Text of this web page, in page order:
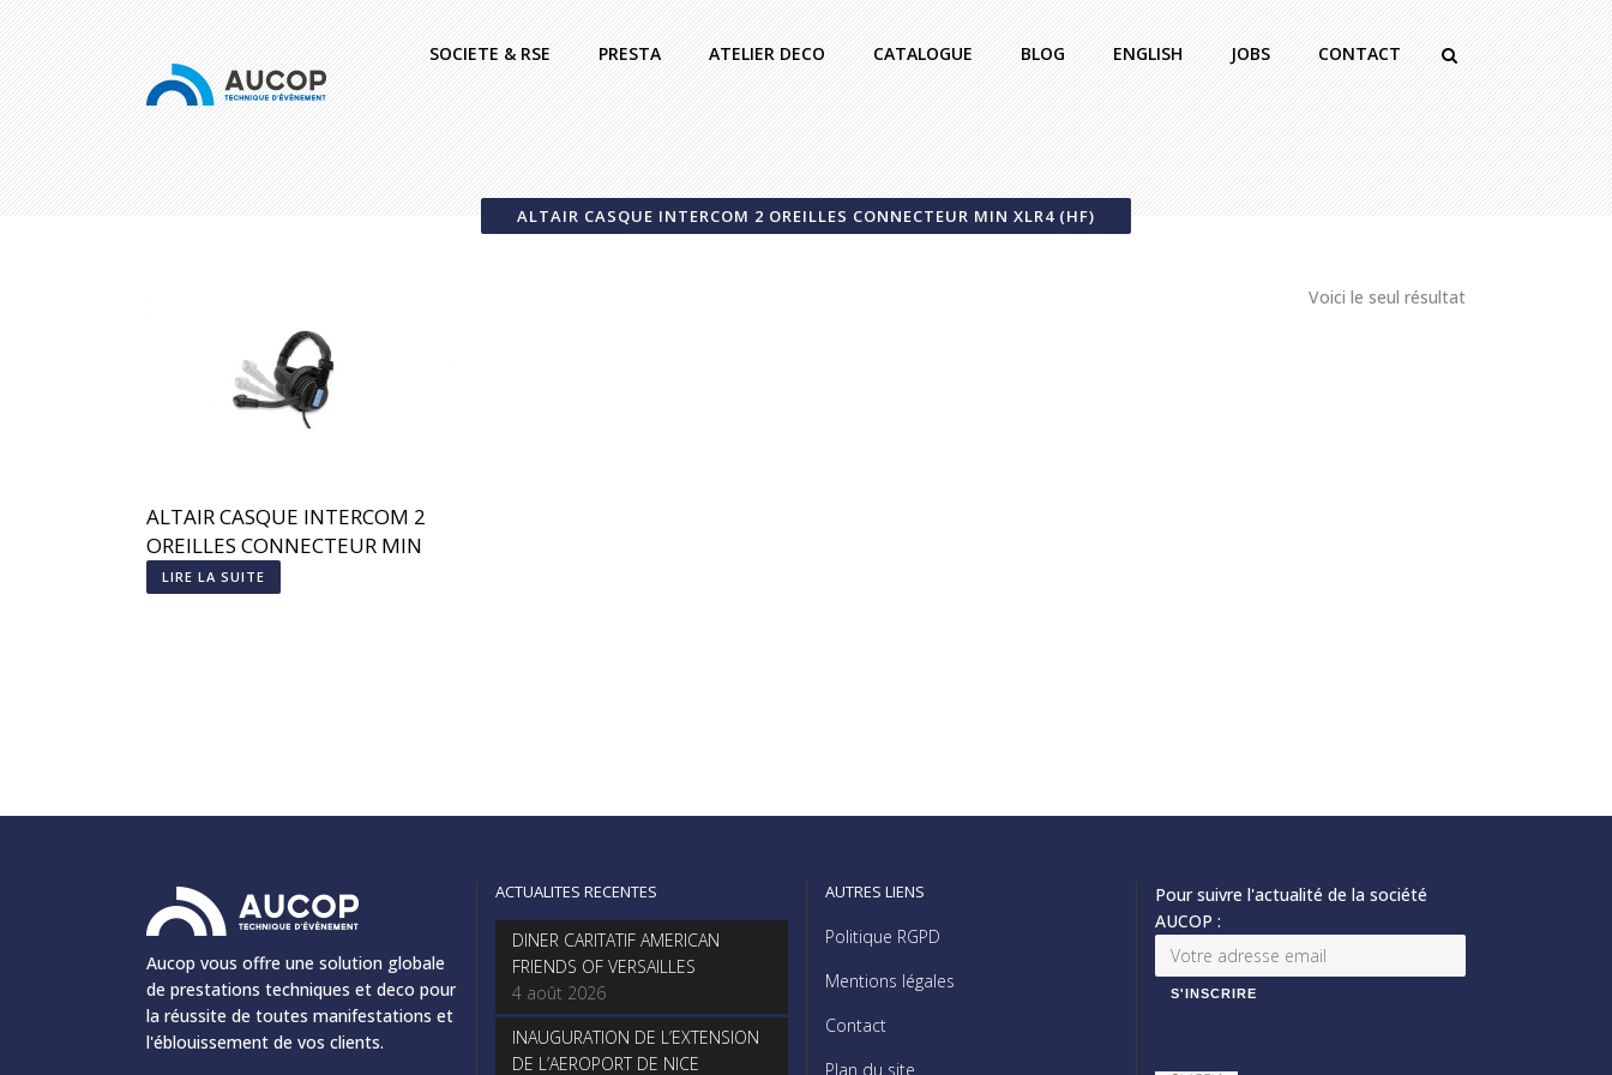
SOCIETE & RSE PRESTA ATELIER DECO CATALOGUE BLOG ENGLISH JOBS CONTACT
ALTAIR CASQUE INTERCOM 2 OREILLES CONNECTEUR MIN XLR4 (HF)
Voici le seul résultat
ALTAIR CASQUE INTERCOM 2
OREILLES CONNECTEUR MIN
XLR4
LIRE LA SUITE
Aucop vous offre une solution globale
de prestations techniques et deco pour
la réussite de toutes manifestations et
l'éblouissement de vos clients.
ACTUALITES RECENTES
DINER CARITATIF AMERICAN
FRIENDS OF VERSAILLES
4 août 2026
INAUGURATION DE L’EXTENSION
DE L’AEROPORT DE NICE
AUTRES LIENS
Politique RGPD
Mentions légales
Contact
Plan du site
Pour suivre l'actualité de la société
AUCOP :